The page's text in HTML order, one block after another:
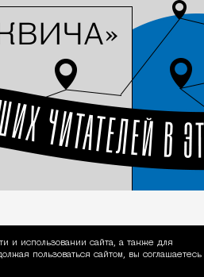
и использовании сайта, а также для
пользоваться сайтом, вы соглашаетесь